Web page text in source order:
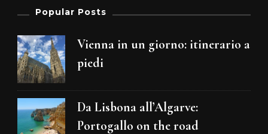
Popular Posts
Vienna in un giorno: itinerario a
piedi
Da Lisbona all’Algarve:
Portogallo on the road